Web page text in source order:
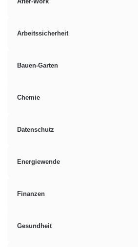
Produktqualität
Arbeitssicherheit
Bauen-Garten
Chemie
Datenschutz
Energiewende
Finanzen
Gesundheit